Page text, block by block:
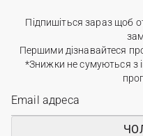
Підпишіться зараз щоб
Першими дізнавайтеся
*Знижки не сумуються з